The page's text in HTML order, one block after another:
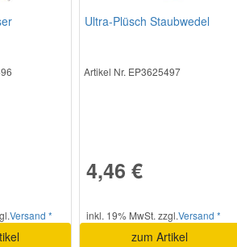
Versand *
Ultra-Plüsch Staubwedel
Artikel Nr. EP3625497
4,46 €
inkl. 19% MwSt. zzgl.Versand *
zum Artikel